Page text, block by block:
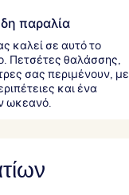
παραλία
καλεί σε αυτό το
Πετσέτες θαλάσσης,
σας περιμένουν, με
και ένα
ωκεανό.